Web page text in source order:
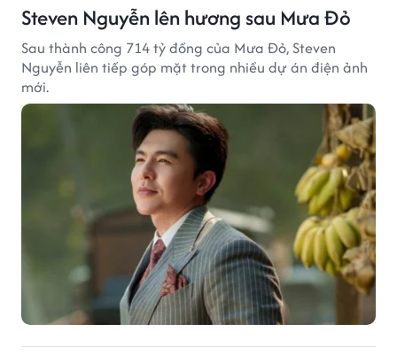
Steven Nguyễn lên hương sau Mưa Đỏ
Sau thành công 714 tỷ đồng của Mưa Đỏ, Steven
Nguyễn liên tiếp góp mặt trong nhiều dự án điện ảnh
mới.